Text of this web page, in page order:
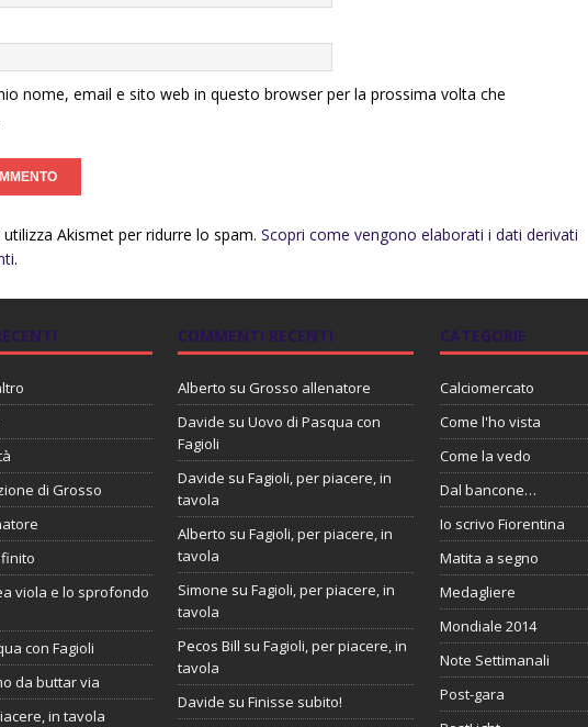
nome, email e sito web in questo browser per la prossima volta che
Akismet per ridurre lo spam. Scopri come vengono elaborati i dati derivati
.
di Grosso
viola e lo sprofondo
con Fagioli
da buttar via
in tavola
COMMENTI RECENTI
Alberto su Grosso allenatore
Davide suUovo di Pasqua con
Fagioli
Davide suFagioli, per piacere, in
tavola
Alberto suFagioli, per piacere, in
tavola
Simone suFagioli, per piacere, in
tavola
Pecos Bill suFagioli, per piacere, in
tavola
Davide suFinisse subito!
CATEGORIE
Calciomercato
Come l'ho vista
Come la vedo
Dal bancone…
Io scrivo Fiorentina
Matita a segno
Medagliere
Mondiale 2014
Note Settimanali
Post-gara